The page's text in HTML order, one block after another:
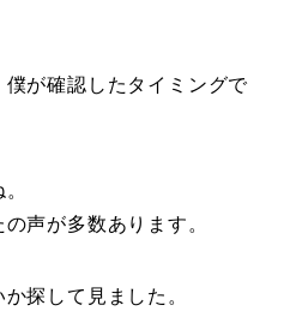
が確認したタイミングで
声が多数あります。
探して見ました。